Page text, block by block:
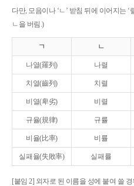
다만, 모음이나 ‘ㄴ’ 받침 뒤에 이어지는 ‘
ㄴ을 버림.)
ㄱ ㄴ
나열(羅列) 나렬
치열(齒列) 치렬
비열(卑劣) 비렬
규율(規律) 규률
비율(比率) 비률
실패율(失敗率) 실패률
[붙임 2] 외자로 된 이름을 성에 붙여 쓸